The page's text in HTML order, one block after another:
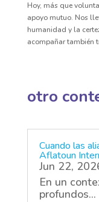
Hoy, más que
apoyo mutuo. Nos
humanidad y la
acompañar también
otro
Cuando las
Aflatoun
Jun 22,
En un
profundos...